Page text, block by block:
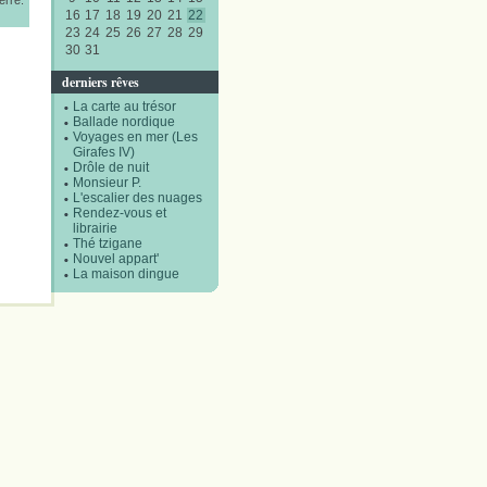
16 17 18 19 20 21 22
23 24 25 26 27 28 29
30 31
derniers rêves
La carte au trésor
Ballade nordique
Voyages en mer (Les
Girafes IV)
Drôle de nuit
Monsieur P.
L'escalier des nuages
Rendez-vous et
librairie
Thé tzigane
Nouvel appart'
La maison dingue